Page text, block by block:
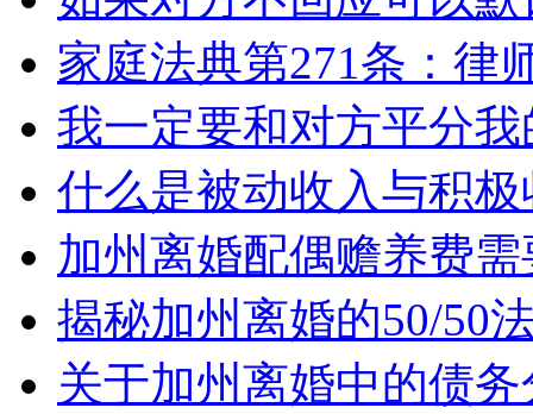
家庭法典第271条：律
我一定要和对方平分
什么是被动收入与积
加州离婚配偶赡养费
揭秘加州离婚的50/50
关于加州离婚中的债